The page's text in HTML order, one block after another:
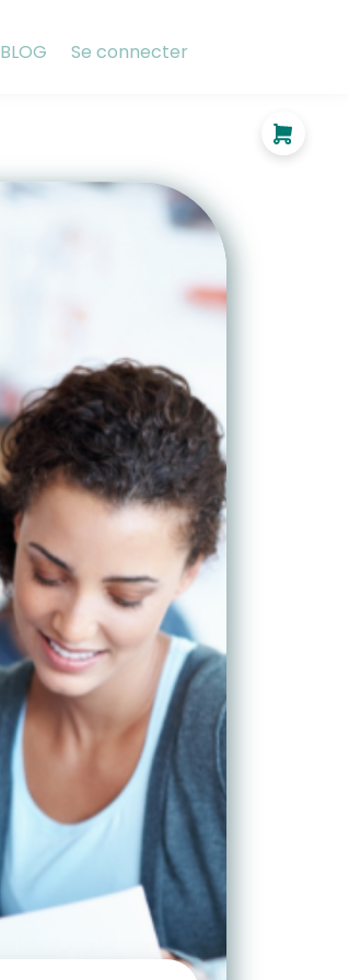
BLOG Se connecter